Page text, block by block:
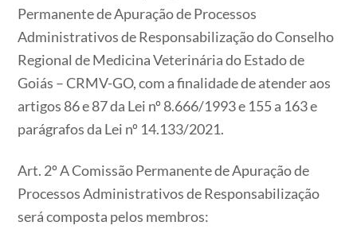
Permanente de Apuração de Processos
Administrativos de Responsabilização do Conselho
Regional de Medicina Veterinária do Estado de
Goiás – CRMV-GO, com a finalidade de atender aos
artigos 86 e 87 da Lei nº 8.666/1993 e 155 a 163 e
parágrafos da Lei nº 14.133/2021.
Art. 2º A Comissão Permanente de Apuração de
Processos Administrativos de Responsabilização
será composta pelos membros: